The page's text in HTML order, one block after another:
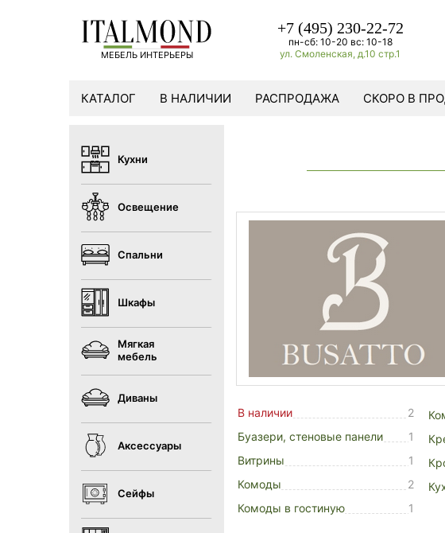
МЕБЕЛЬ ИНТЕРЬЕРЫ
+7 (495) 230-22-72
пн-сб: 10-20 вс: 10-18
ул. Смоленская, д.10 стр.1
КАТАЛОГ В НАЛИЧИИ РАСПРОДАЖА СКОРО В
Кухни
Освещение
Спальни
Шкафы
Мягкая
мебель
Диваны
Аксессуары
Сейфы
В наличии
2
Буазери, стеновые панели
1
Витрины
1
Комоды
2
Комоды в гостиную
1